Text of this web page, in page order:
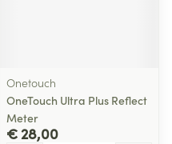
Onetouch
OneTouch Ultra Plus Reflect
Meter
€ 28,00